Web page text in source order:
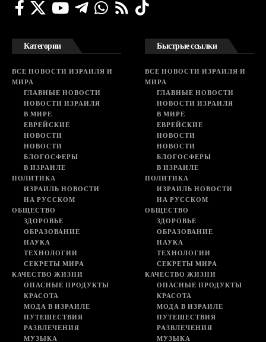
Категории
ВСЕ НОВОСТИ ИЗРАИЛЯ И
МИРА
ГЛАВНЫЕ НОВОСТИ
НОВОСТИ ИЗРАИЛЯ
В МИРЕ
ЕВРЕЙСКИЕ
НОВОСТИ
НОВОСТИ
БЛОГОСФЕРЫ
В ИЗРАИЛЕ
ПОЛИТИКА
ИЗРАИЛЬ НОВОСТИ
НА РУССКОМ
ОБЩЕСТВО
ЗДОРОВЬЕ
ОБРАЗОВАНИЕ
НАУКА
ТЕХНОЛОГИИ
СЕКРЕТЫ МИРА
КАЧЕСТВО ЖИЗНИ
ОПАСНЫЕ ПРОДУКТЫ
КРАСОТА
МОДА В ИЗРАИЛЕ
ПУТЕШЕСТВИЯ
РАЗВЛЕЧЕНИЯ
МУЗЫКА
Быстрые ссылки
ВСЕ НОВОСТИ ИЗРАИЛЯ И
МИРА
ГЛАВНЫЕ НОВОСТИ
НОВОСТИ ИЗРАИЛЯ
В МИРЕ
ЕВРЕЙСКИЕ
НОВОСТИ
НОВОСТИ
БЛОГОСФЕРЫ
В ИЗРАИЛЕ
ПОЛИТИКА
ИЗРАИЛЬ НОВОСТИ
НА РУССКОМ
ОБЩЕСТВО
ЗДОРОВЬЕ
ОБРАЗОВАНИЕ
НАУКА
ТЕХНОЛОГИИ
СЕКРЕТЫ МИРА
КАЧЕСТВО ЖИЗНИ
ОПАСНЫЕ ПРОДУКТЫ
КРАСОТА
МОДА В ИЗРАИЛЕ
ПУТЕШЕСТВИЯ
РАЗВЛЕЧЕНИЯ
МУЗЫКА